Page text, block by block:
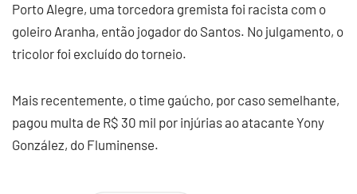
Porto Alegre, uma torcedora gremista foi racista com o
goleiro Aranha, então jogador do Santos. No julgamento, o
tricolor foi excluído do torneio.
Mais recentemente, o time gaúcho, por caso semelhante,
pagou multa de R$ 30 mil por injúrias ao atacante Yony
González, do Fluminense.